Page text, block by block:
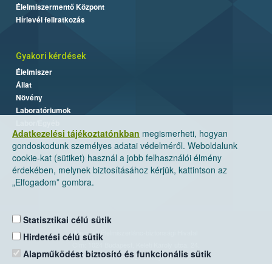
Adatkezelési tájékoztatónkban megismerheti, hogyan
gondoskodunk személyes adatai védelméről. Weboldalunk
cookie-kat (sütiket) használ a jobb felhasználói élmény
érdekében, melynek biztosításához kérjük, kattintson az
„Elfogadom” gombra.
Statisztikai célú sütik
Hirdetési célú sütik
Alapműködést biztosító és funkcionális sütik
Élelmiszermentő Központ
Hírlevél feliratkozás
Gyakori kérdések
Élelmiszer
Állat
Növény
Laboratóriumok
Nemzeti Élelmiszerlánc-biztonsági Hivatal
Levelezési cím: 1525 Budapest. Pf. 30.